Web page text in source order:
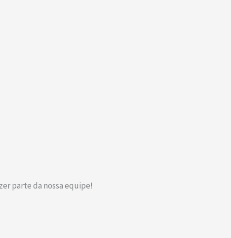
parte da nossa equipe!